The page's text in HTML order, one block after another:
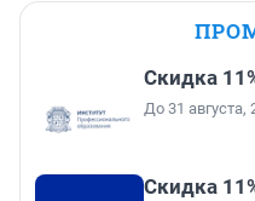
Скидка
До 31 августа,
Скидка